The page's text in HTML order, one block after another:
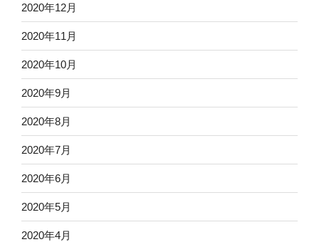
2020年12月
2020年11月
2020年10月
2020年9月
2020年8月
2020年7月
2020年6月
2020年5月
2020年4月